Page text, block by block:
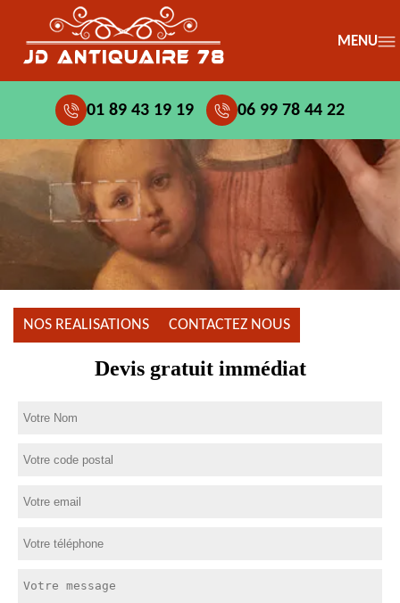
MENU
01 89 43 19 19 06 99 78 44 22
NOS REALISATIONS CONTACTEZ NOUS
Devis gratuit immédiat